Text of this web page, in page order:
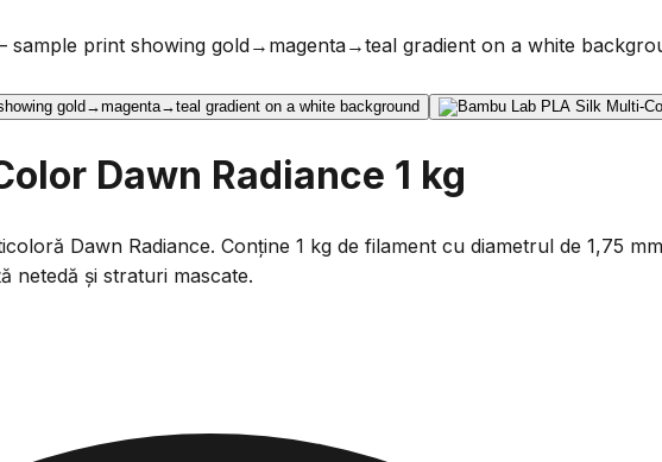
Dawn Radiance 1 kg
Dawn Radiance. Conține 1 kg de filament cu diametrul de 1,75
netedă și straturi mascate.